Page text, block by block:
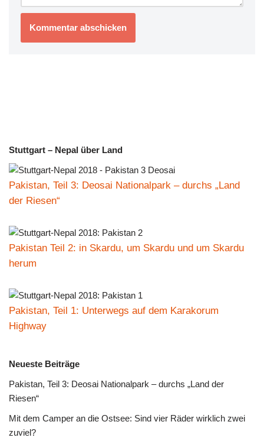
Stuttgart – Nepal über Land
Pakistan, Teil 3: Deosai Nationalpark – durchs „Land
der Riesen“
Pakistan Teil 2: in Skardu, um Skardu und um Skardu
herum
Pakistan, Teil 1: Unterwegs auf dem Karakorum
Highway
Neueste Beiträge
Pakistan, Teil 3: Deosai Nationalpark – durchs „Land der
Riesen“
Mit dem Camper an die Ostsee: Sind vier Räder wirklich zwei
zuviel?